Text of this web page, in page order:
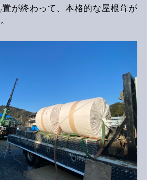
が終わって、本格的な屋根葺が